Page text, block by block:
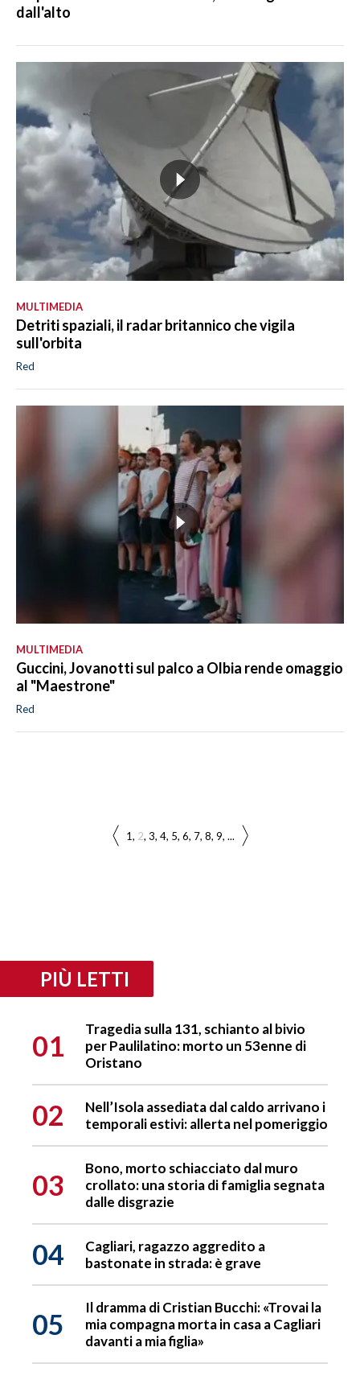
dall'alto
MULTIMEDIA
Detriti spaziali, il radar britannico che vigila
sull'orbita
Red
MULTIMEDIA
Guccini, Jovanotti sul palco a Olbia rende omaggio
al "Maestrone"
Red
1 2 3 4 5 6 7 8 9 ...
PIÙ LETTI
01
Tragedia sulla 131, schianto al bivio
per Paulilatino: morto un 53enne di
Oristano
02
Nell’Isola assediata dal caldo arrivano i
temporali estivi: allerta nel pomeriggio
03
Bono, morto schiacciato dal muro
crollato: una storia di famiglia segnata
dalle disgrazie
04
Cagliari, ragazzo aggredito a
bastonate in strada: è grave
05
Il dramma di Cristian Bucchi: «Trovai la
mia compagna morta in casa a Cagliari
davanti a mia figlia»